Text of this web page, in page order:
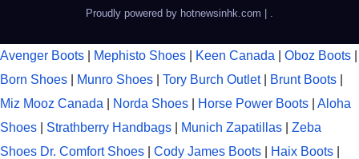
Proudly powered by hotnewsinhk.com |
Avenger Boots Mephisto Shoes Keen Canada Oboz Boots
Born Shoes
Munro Shoes Tory Burch Outlet Brunt Boots
Miz Mooz Canada
Norda Shoes Horse Power Boots
Aloha
Shoes
Strathberry Handbags Munich Zapatillas
Zeba
Shoes Dr. Comfort Shoes Cody James Boots Haix Boots